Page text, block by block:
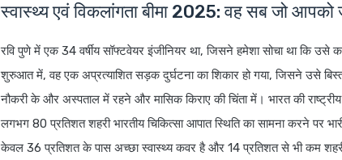
स्वास्थ्य एवं विकलांगता बीमा 2025: वह सब जो
रवि पुणे में एक 34 वर्षीय सॉफ्टवेयर इंजीनियर था, जिसने हमेशा सोचा था कि उसे
शुरुआत में, वह एक अप्रत्याशित सड़क दुर्घटना का शिकार हो गया, जिसने उसे
नौकरी के और अस्पताल में रहने और मासिक किराए की चिंता में। भारत की
लगभग 80 प्रतिशत शहरी भारतीय चिकित्सा आपात स्थिति का सामना करने पर
केवल 36 प्रतिशत के पास अच्छा स्वास्थ्य कवर है और 14 प्रतिशत से भी कम शहरी